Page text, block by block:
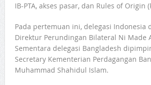
IB-PTA, akses pasar, dan Rules of Origin
Pada pertemuan ini, delegasi Indonesia
Direktur Perundingan Bilateral Ni Made
Sementara delegasi Bangladesh
Secretary Kementerian Perdagangan
Muhammad Shahidul Islam.